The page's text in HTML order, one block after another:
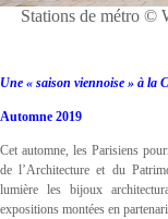
Stations de métro ©
Une « saison viennoise » à la
Automne 2019
Cet automne, les Parisiens
de l’Architecture et du
lumière les bijoux
expositions montées en